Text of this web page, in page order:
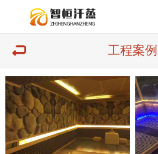
工程案例